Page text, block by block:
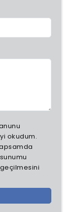
okudum.